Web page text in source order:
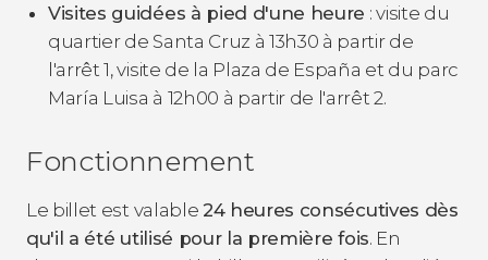
Visites guidées à pied d'une heure : visite du
quartier de Santa Cruz à 13h30 à partir de
l'arrêt 1, visite de la Plaza de España et du parc
María Luisa à 12h00 à partir de l'arrêt 2.
Fonctionnement
Le billet est valable 24 heures consécutives dès
qu'il a été utilisé pour la première fois. En